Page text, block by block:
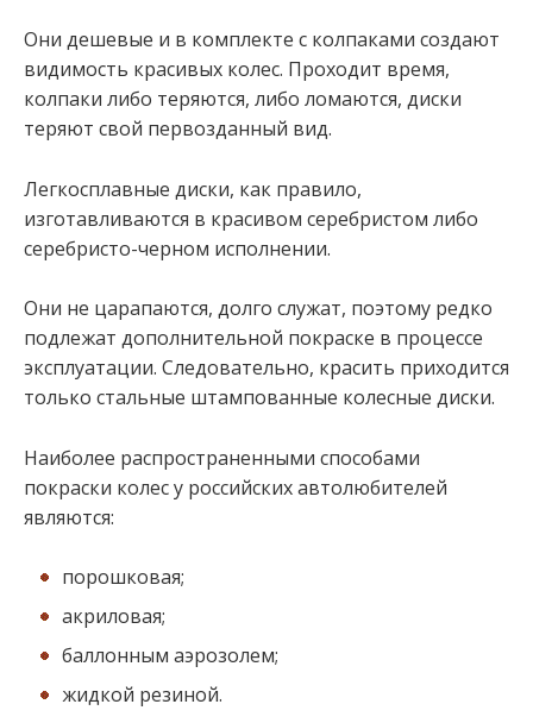
Они дешевые и в комплекте с колпаками создают
видимость красивых колес. Проходит время,
колпаки либо теряются, либо ломаются, диски
теряют свой первозданный вид.
Легкосплавные диски, как правило,
изготавливаются в красивом серебристом либо
серебристо-черном исполнении.
Они не царапаются, долго служат, поэтому редко
подлежат дополнительной покраске в процессе
эксплуатации. Следовательно, красить приходится
только стальные штампованные колесные диски.
Наиболее распространенными способами
покраски колес у российских автолюбителей
являются:
порошковая;
акриловая;
баллонным аэрозолем;
жидкой резиной.